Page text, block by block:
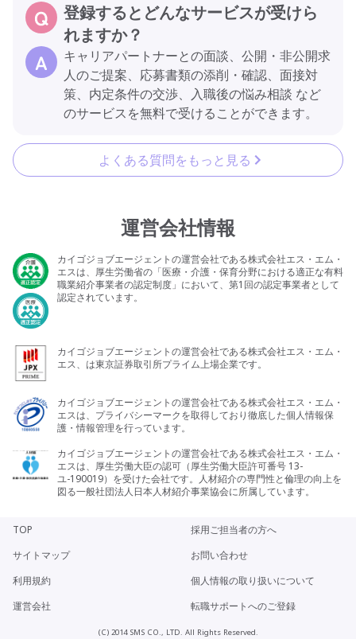
登録するとどんなサービスが受けら
れますか？
キャリアパートナーとの面談、公開・非公開求
人のご提案、応募書類の添削・確認、面接対
策、内定条件の交渉、入職後の悩み相談 など
のサービスを無料で受けることができます。
よくある質問をもっと見る
運営会社情報
カイゴジョブエージェントの運営会社である株式会社エス・エム・
エスは、厚生労働省の「医療・介護・保育分野における適正な有料
職業紹介事業者の認定制度」において、第1回の認定事業者として
認定されています。
カイゴジョブエージェントの運営会社である株式会社エス・エム・
エス、は東京証券取引所プライム上場企業です。
カイゴジョブエージェントの運営会社である株式会社エス・エム・
エスは、プライバシーマークを取得しており徹底した個人情報保
護・情報管理を行っています。
カイゴジョブエージェントの運営会社である株式会社エス・エム・
エスは、厚生労働大臣の認可（厚生労働大臣許可番号 13-
ユ-190019）を受けた会社です。人材紹介の専門性と倫理の向上を
図る一般社団法人日本人材紹介事業協会に所属しています。
TOP
採用ご担当者の方へ
サイトマップ
お問い合わせ
利用規約
個人情報の取り扱いについて
運営会社
転職サポートへのご登録
(C) 2014 SMS CO., LTD. All Rights Reserved.